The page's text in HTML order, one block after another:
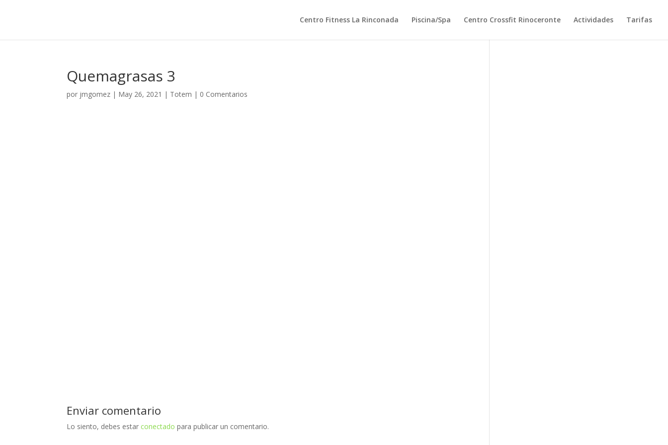
Centro Fitness La Rinconada Piscina/Spa Centro Crossfit Rinoceronte Actividades Tarifas
Quemagrasas 3
por jmgomez | May 26, 2021 | Totem | 0 Comentarios
Enviar comentario
Lo siento, debes estarconectado para publicar un comentario.